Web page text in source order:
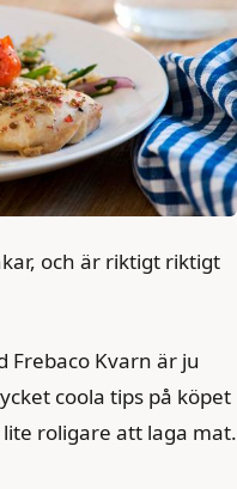
och är riktigt riktigt
Frebaco Kvarn är ju
coola tips på köpet
roligare att laga mat.